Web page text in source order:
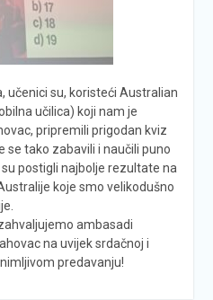
učenici su, koristeći Australian
učilica) koji nam je
pripremili prigodan kviz
se tako zabavili i naučili puno
postigli najbolje rezultate na
koje smo velikodušno
ambasadi
na uvijek srdačnoj i
predavanju!